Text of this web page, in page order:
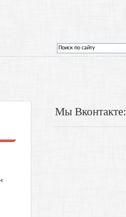
Мы Вконтакте: